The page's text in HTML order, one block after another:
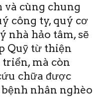
và cùng chung
công ty, quý cơ
nhà hảo tâm, sẽ
Quỹ từ thiện
mà còn
chữa được
nhân nghèo